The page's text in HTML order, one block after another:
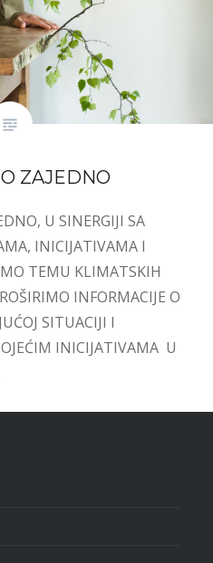
ZAJEDNO
U SINERGIJI SA
INICIJATIVAMA I
TEMU KLIMATSKIH
INFORMACIJE O
SITUACIJI I
INICIJATIVAMA U